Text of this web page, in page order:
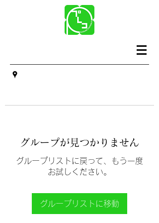
グループが見つかりません
グループリストに戻って、もう一度
お試しください。
グループリストに移動